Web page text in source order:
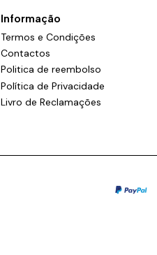
Informação
Termos e Condições
Contactos
Politica de reembolso
Política de Privacidade
Livro de Reclamações